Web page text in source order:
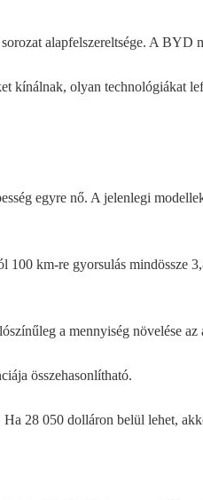
alapfelszereltsége. A BYD
kínálnak, olyan technológiákat
egyre nő. A jelenlegi
km-re gyorsulás mindössze
a mennyiség növelése az
összehasonlítható.
28 050 dolláron belül lehet,